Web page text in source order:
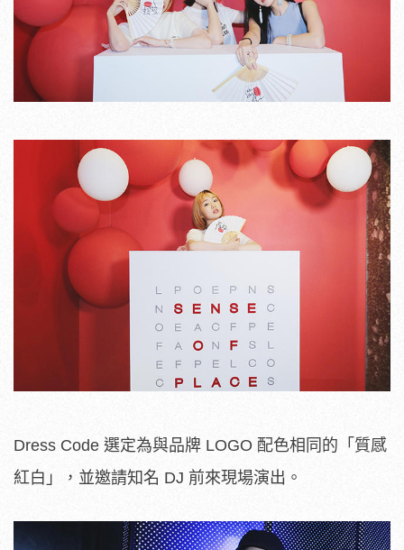
Dress Code 選定為與品牌 LOGO 配色相同的「質感
紅白」，並邀請知名 DJ 前來現場演出。